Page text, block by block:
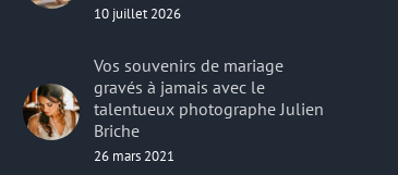
10 juillet 2026
Vos souvenirs de mariage
gravés à jamais avec le
talentueux photographe Julien
Briche
26 mars 2021